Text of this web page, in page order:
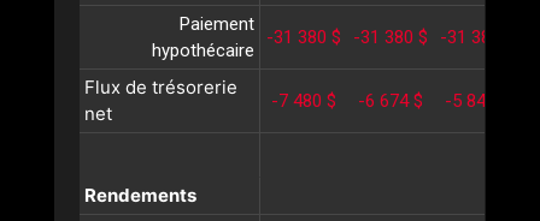
Paiement
hypothécaire
-31 380 $ -31 380 $ -31 380 $
Flux de trésorerie
net
-7 480 $ -6 674 $ -5 841 $
Rendements